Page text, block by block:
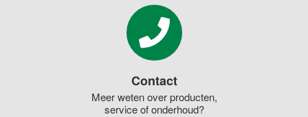
Contact
Meer weten over producten,
service of onderhoud?